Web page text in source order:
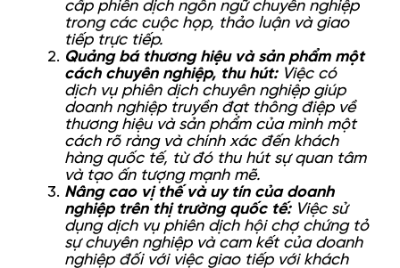
cấp phiên dịch ngôn ngữ chuyên nghiệp
trong các cuộc họp, thảo luận và giao
tiếp trực tiếp.
Quảng bá thương hiệu và sản phẩm một
cách chuyên nghiệp, thu hút:Việc có
dịch vụ phiên dịch chuyên nghiệp giúp
doanh nghiệp truyền đạt thông điệp về
thương hiệu và sản phẩm của mình một
cách rõ ràng và chính xác đến khách
hàng quốc tế, từ đó thu hút sự quan tâm
và tạo ấn tượng mạnh mẽ.
Nâng cao vị thế và uy tín của doanh
nghiệp trên thị trường quốc tế:Việc sử
dụng dịch vụ phiên dịch hội chợ chứng tỏ
sự chuyên nghiệp và cam kết của doanh
nghiệp đối với việc giao tiếp với khách